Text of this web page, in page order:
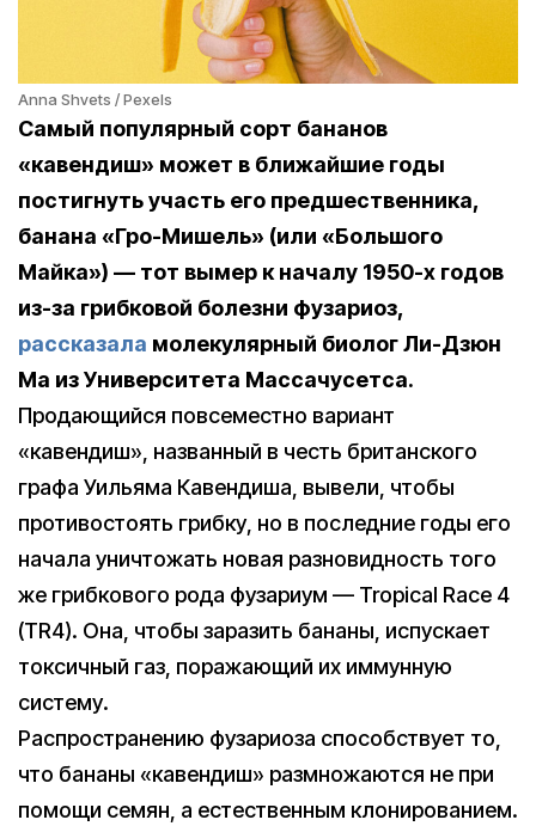
Anna Shvets / Pexels
Самый популярный сорт бананов
«кавендиш» может в ближайшие годы
постигнуть участь его предшественника,
банана «Гро-Мишель» (или «Большого
Майка») — тот вымер к началу 1950-х годов
из-за грибковой болезни фузариоз,
рассказала молекулярный биолог Ли-Дзюн
Ма из Университета Массачусетса.
Продающийся повсеместно вариант
«кавендиш», названный в честь британского
графа Уильяма Кавендиша, вывели, чтобы
противостоять грибку, но в последние годы его
начала уничтожать новая разновидность того
же грибкового рода фузариум — Tropical Race 4
(TR4). Она, чтобы заразить бананы, испускает
токсичный газ, поражающий их иммунную
систему.
Распространению фузариоза способствует то,
что бананы «кавендиш» размножаются не при
помощи семян, а естественным клонированием.